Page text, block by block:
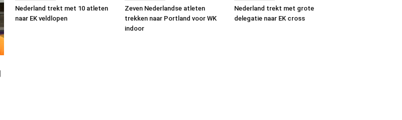
Nederland trekt met 10 atleten
naar EK veldlopen
Zeven Nederlandse atleten
trekken naar Portland voor WK
indoor
Nederland trekt met grote
delegatie naar EK cross